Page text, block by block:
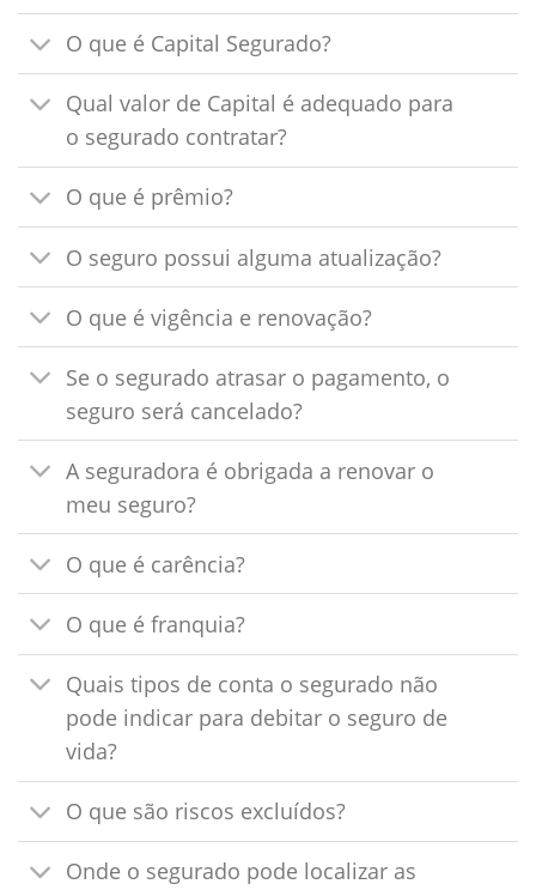
O que é Capital Segurado?
Qual valor de Capital é adequado para
o segurado contratar?
O que é prêmio?
O seguro possui alguma atualização?
O que é vigência e renovação?
Se o segurado atrasar o pagamento, o
seguro será cancelado?
A seguradora é obrigada a renovar o
meu seguro?
O que é carência?
O que é franquia?
Quais tipos de conta o segurado não
pode indicar para debitar o seguro de
vida?
O que são riscos excluídos?
Onde o segurado pode localizar as